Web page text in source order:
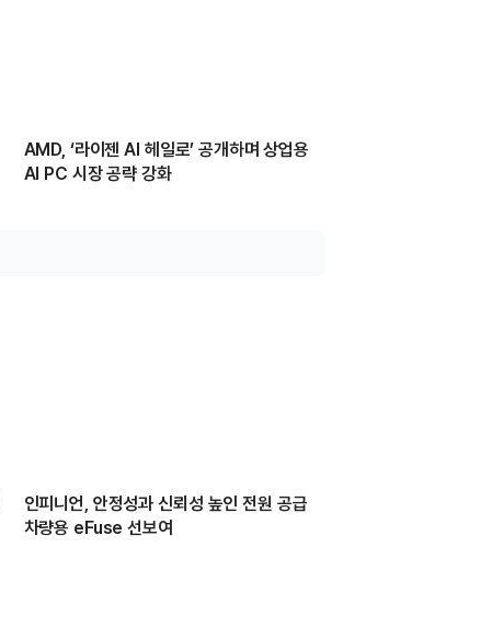
AMD, ‘라이젠 AI 헤일로’ 공개하며 상업용
AI PC 시장 공략 강화
인피니언, 안정성과 신뢰성 높인 전원 공급
차량용 eFuse 선보여